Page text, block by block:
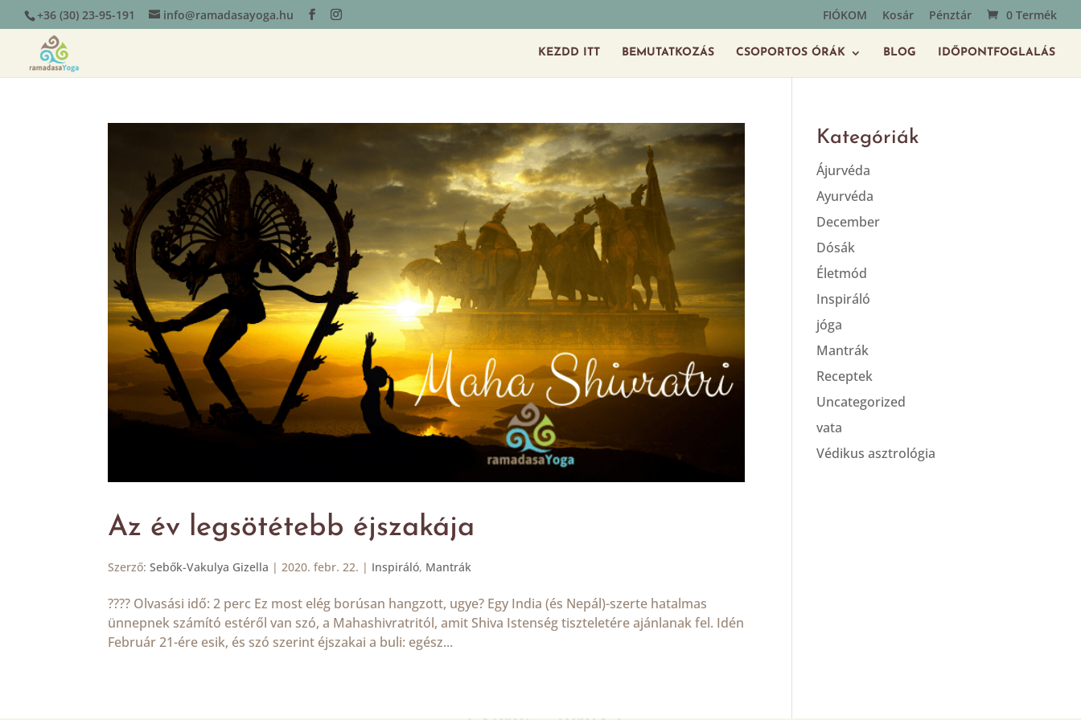
+36 (30) 23-95-191 info@ramadasayoga.hu FIÓKOM Kosár Pénztár 0 Termék
KEZDD ITT BEMUTATKOZÁS CSOPORTOS ÓRÁK BLOG IDŐPONTFOGLALÁS
Az év legsötétebb éjszakája
Szerző:Sebők-Vakulya Gizella | 2020. febr. 22. | Inspiráló, Mantrák
???? Olvasási idő: 2 perc Ez most elég borúsan hangzott, ugye? Egy India (és Nepál)-szerte hatalmas
ünnepnek számító estéről van szó, a Mahashivratritól, amit Shiva Istenség tiszteletére ajánlanak fel. Idén
Február 21-ére esik, és szó szerint éjszakai a buli: egész...
Kategóriák
Ájurvéda
Ayurvéda
December
Dósák
Életmód
Inspiráló
jóga
Mantrák
Receptek
Uncategorized
vata
Védikus asztrológia